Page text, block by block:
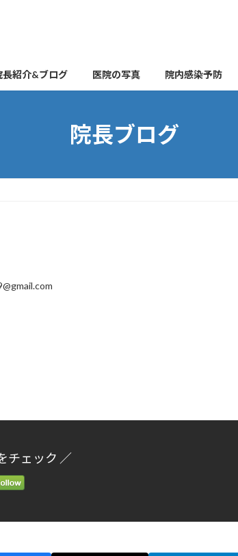
長紹介&ブログ 医院の写真 院内感染予防
院長ブログ
チェック ／